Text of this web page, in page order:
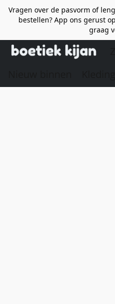
Vragen over de pasvorm of
bestellen? App ons gerust
graag